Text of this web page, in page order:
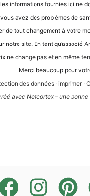
infor­ma­ti­ons four­nies ici ne
vous avez des pro­blè­mes de
de tout chan­ge­ment à vot­re
not­re site. En tant
ne chan­ge pas et en même
Mer­ci beau­coup pour
des don­nées · impri­mer·
avec Net­cortex – une